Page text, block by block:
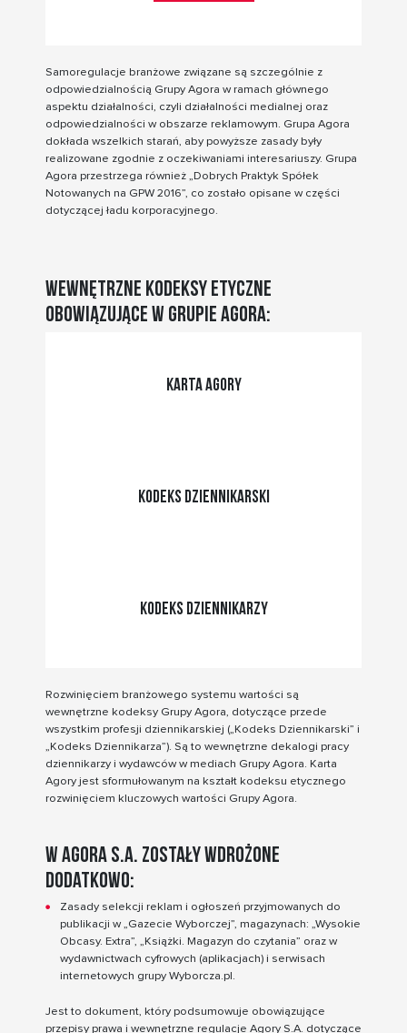
Samoregulacje branżowe związane są szczególnie z
odpowiedzialnością Grupy Agora w ramach głównego
aspektu działalności, czyli działalności medialnej oraz
odpowiedzialności w obszarze reklamowym. Grupa Agora
dokłada wszelkich starań, aby powyższe zasady były
realizowane zgodnie z oczekiwaniami interesariuszy. Grupa
Agora przestrzega również „Dobrych Praktyk Spółek
Notowanych na GPW 2016”, co zostało opisane w części
dotyczącej ładu korporacyjnego.
Wewnętrzne kodeksy etyczne
obowiązujące w Grupie Agora:
Karta agory
Kodeks dziennikarski
Kodeks dziennikarzy
Rozwinięciem branżowego systemu wartości są
wewnętrzne kodeksy Grupy Agora, dotyczące przede
wszystkim profesji dziennikarskiej („Kodeks Dziennikarski” i
„Kodeks Dziennikarza”). Są to wewnętrzne dekalogi pracy
dziennikarzy i wydawców w mediach Grupy Agora. Karta
Agory jest sformułowanym na kształt kodeksu etycznego
rozwinięciem kluczowych wartości Grupy Agora.
W Agora S.A. zostały wdrożone
dodatkowo:
Zasady selekcji reklam i ogłoszeń przyjmowanych do
publikacji w „Gazecie Wyborczej”, magazynach: „Wysokie
Obcasy. Extra”, „Książki. Magazyn do czytania” oraz w
wydawnictwach cyfrowych (aplikacjach) i serwisach
internetowych grupy Wyborcza.pl.
Jest to dokument, który podsumowuje obowiązujące
przepisy prawa i wewnętrzne regulacje Agory S.A. dotyczące